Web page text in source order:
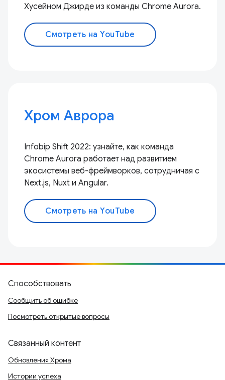
Хусейном Джирде из команды Chrome Aurora.
Смотреть на YouTube
Хром Аврора
Infobip Shift 2022: узнайте, как команда
Chrome Aurora работает над развитием
экосистемы веб-фреймворков, сотрудничая с
Next.js, Nuxt и Angular.
Смотреть на YouTube
Способствовать
Сообщить об ошибке
Посмотреть открытые вопросы
Связанный контент
Обновления Хрома
Истории успеха